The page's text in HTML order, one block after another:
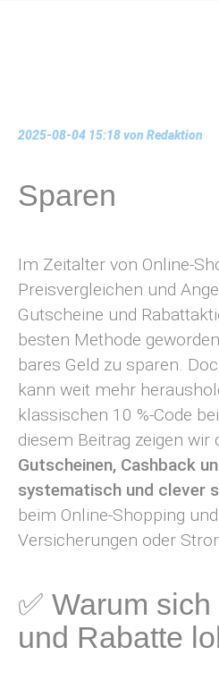
2025-08-04 15:18von Redaktion
Sparen
Im Zeitalter von Online-
Preisvergleichen und
Gutscheine und
besten Methode
bares Geld zu sparen.
kann weit mehr
klassischen 10 %-Code
diesem Beitrag zeigen wir
Gutscheinen, Cashback
systematisch und clever
beim Online-Shopping
Versicherungen oder
✅ Warum
und Rabatte